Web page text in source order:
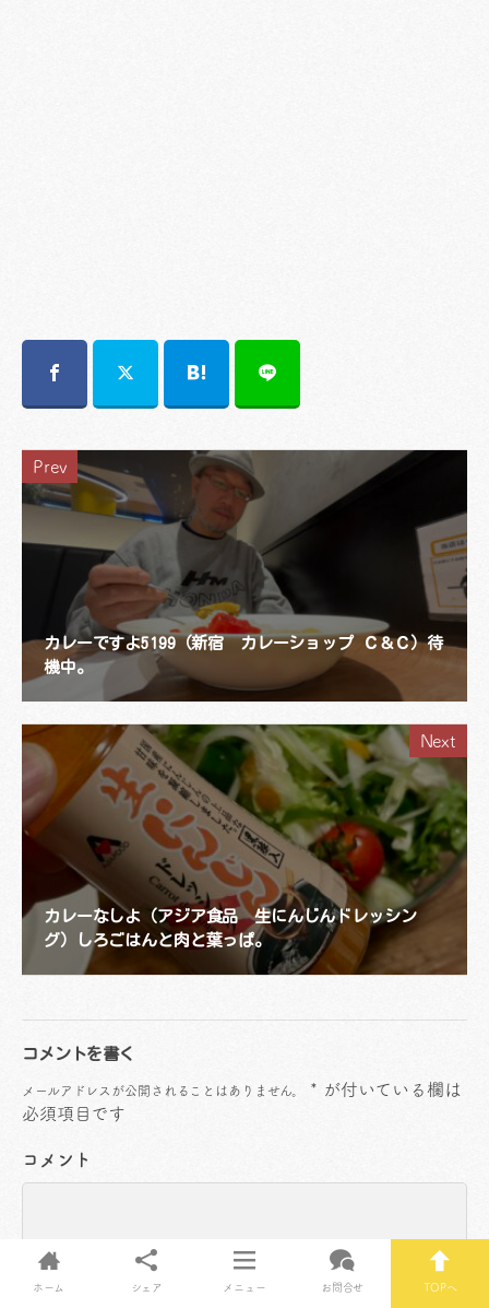
Prev
カレーですよ5199（新宿 カレーショップ Ｃ＆Ｃ）待
機中。
Next
カレーなしよ（アジア食品 生にんじんドレッシン
グ）しろごはんと肉と葉っぱ。
コメントを書く
メールアドレスが公開されることはありません。 * が付いている欄は
必須項目です
コメント
ホーム シェア メニュー お問合せ TOPへ